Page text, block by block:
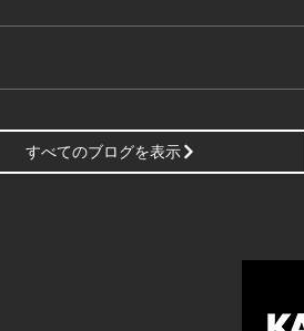
工リサーチ様推奨、
優良企業ガイド
に掲載頂きました！〜
すべてのブログを表示